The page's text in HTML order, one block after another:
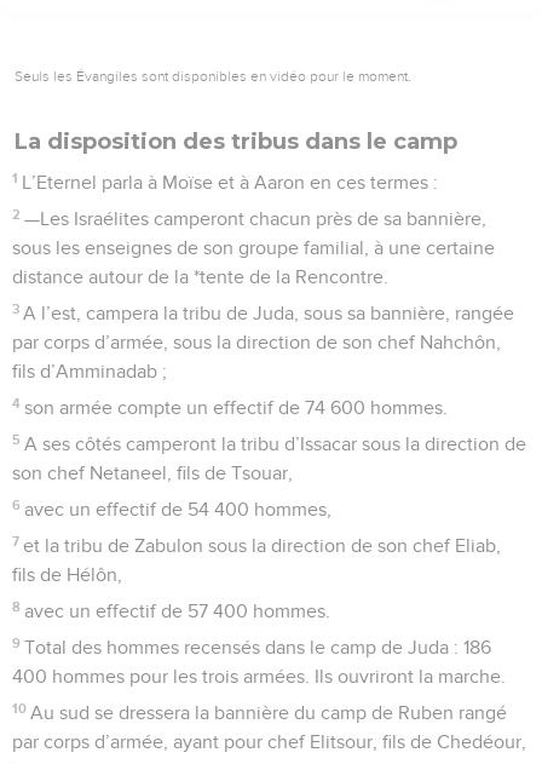
Seuls les Évangiles sont disponibles en vidéo pour le moment.
La disposition des tribus dans le camp
1 L’Eternel parla à Moïse et à Aaron en ces termes :
2 —Les Israélites camperont chacun près de sa bannière,
sous les enseignes de son groupe familial, à une certaine
distance autour de la *tente de la Rencontre.
3 A l’est, campera la tribu de Juda, sous sa bannière, rangée
par corps d’armée, sous la direction de son chef Nahchôn,
fils d’Amminadab ;
4 son armée compte un effectif de 74 600 hommes.
5 A ses côtés camperont la tribu d’Issacar sous la direction de
son chef Netaneel, fils de Tsouar,
6 avec un effectif de 54 400 hommes,
7 et la tribu de Zabulon sous la direction de son chef Eliab,
fils de Hélôn,
8 avec un effectif de 57 400 hommes.
9 Total des hommes recensés dans le camp de Juda : 186
400 hommes pour les trois armées. Ils ouvriront la marche.
10 Au sud se dressera la bannière du camp de Ruben rangé
par corps d’armée, ayant pour chef Elitsour, fils de Chedéour,